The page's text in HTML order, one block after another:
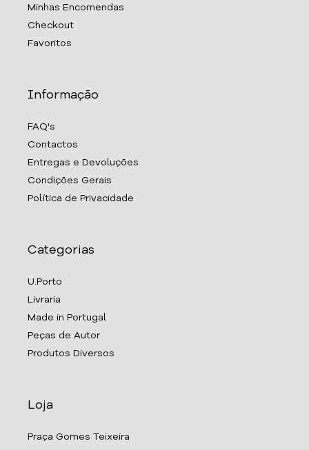
Minhas Encomendas
Checkout
Favoritos
Informação
FAQ's
Contactos
Entregas e Devoluções
Condições Gerais
Política de Privacidade
Categorias
U.Porto
Livraria
Made in Portugal
Peças de Autor
Produtos Diversos
Loja
Praça Gomes Teixeira